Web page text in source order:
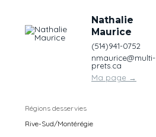
Nathalie
Maurice
(514)941-0752
nmaurice@multi-
prets.ca
Ma page →
Régions desservies
Rive-Sud/Montérégie